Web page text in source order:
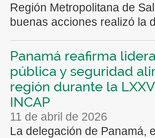
Región Metropolitana de
buenas acciones realizó la
Panamá reafirma
pública y seguridad
región durante la
INCAP
11 de abril de 2026
La delegación de Panamá,